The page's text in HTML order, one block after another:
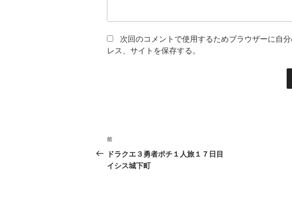
次回のコメントで使用するためブラウザーに自
レス、サイトを保存する。
投
稿
ナ
過
去
の
前
ドラクエ３勇者ポチ１人旅１７日目
イシス城下町